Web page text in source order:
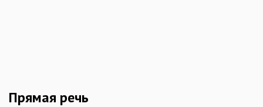
Прямая речь